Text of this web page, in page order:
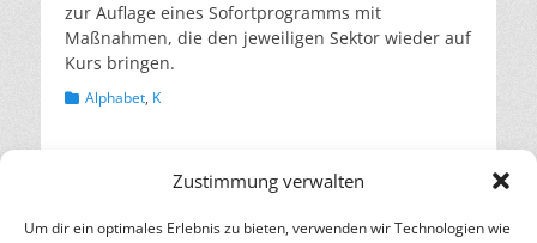
Zustimmung verwalten
Um dir ein optimales Erlebnis zu bieten, verwenden wir Technologien wie
zur Auflage eines Sofortprogramms mit
Maßnahmen, die den jeweiligen Sektor wieder auf
Kurs bringen.
Kategorien
Alphabet, K
Beitragsnavigation
← Vorheriger
Beitrag:
Energieverbrauch
Nächster
Klimaschutzgesetz in
Kraft getreten